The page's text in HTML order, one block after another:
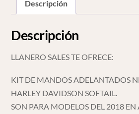
cantidad
Descripción
Descripción
LLANERO SALES TE OFRECE:
KIT DE MANDOS ADELANTADOS
HARLEY DAVIDSON SOFTAIL.
SON PARA MODELOS DEL 2018